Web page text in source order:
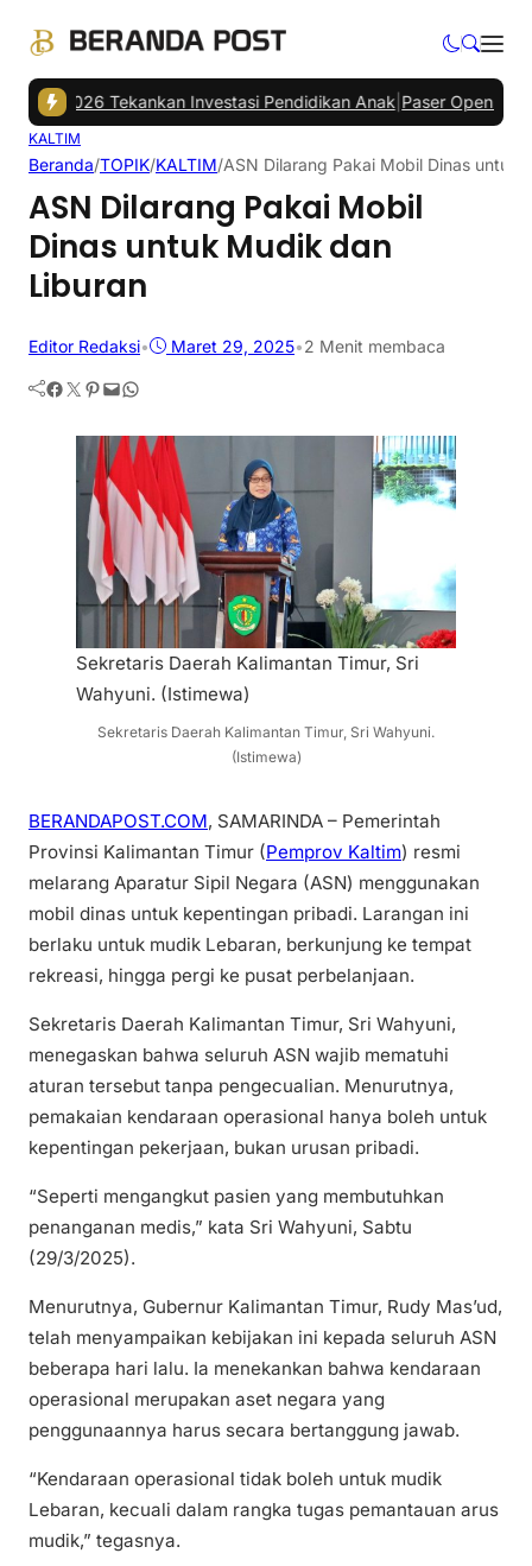
2026 Tekankan Investasi Pendidikan Anak| Paser Open
KALTIM
Beranda/TOPIK/KALTIM/ASN Dilarang Pakai Mobil Dinas untuk
ASN Dilarang Pakai Mobil
Dinas untuk Mudik dan
Liburan
Editor Redaksi• Maret 29, 2025•2 Menit membaca
Facebook Twitter Pinterest Mail WhatsApp
Sekretaris Daerah Kalimantan Timur, Sri
Wahyuni. (Istimewa)
Sekretaris Daerah Kalimantan Timur, Sri Wahyuni.
(Istimewa)
BERANDAPOST.COM, SAMARINDA – Pemerintah
Provinsi Kalimantan Timur (Pemprov Kaltim) resmi
melarang Aparatur Sipil Negara (ASN) menggunakan
mobil dinas untuk kepentingan pribadi. Larangan ini
berlaku untuk mudik Lebaran, berkunjung ke tempat
rekreasi, hingga pergi ke pusat perbelanjaan.
Sekretaris Daerah Kalimantan Timur, Sri Wahyuni,
menegaskan bahwa seluruh ASN wajib mematuhi
aturan tersebut tanpa pengecualian. Menurutnya,
pemakaian kendaraan operasional hanya boleh untuk
kepentingan pekerjaan, bukan urusan pribadi.
“Seperti mengangkut pasien yang membutuhkan
penanganan medis,” kata Sri Wahyuni, Sabtu
(29/3/2025).
Menurutnya, Gubernur Kalimantan Timur, Rudy Mas’ud,
telah menyampaikan kebijakan ini kepada seluruh ASN
beberapa hari lalu. Ia menekankan bahwa kendaraan
operasional merupakan aset negara yang
penggunaannya harus secara bertanggung jawab.
“Kendaraan operasional tidak boleh untuk mudik
Lebaran, kecuali dalam rangka tugas pemantauan arus
mudik,” tegasnya.